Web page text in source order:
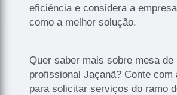
eficiência e considera a
como a melhor solução.
Quer saber mais sobre mesa de
profissional Jaçanã? Conte com
para solicitar serviços do ramo